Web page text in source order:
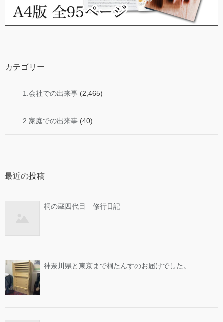
カテゴリー
1.会社での出来事 (2,465)
2.家庭での出来事 (40)
最近の投稿
桐の蔵四代目 修行日記
神奈川県と東京まで桐たんすのお届けでした。